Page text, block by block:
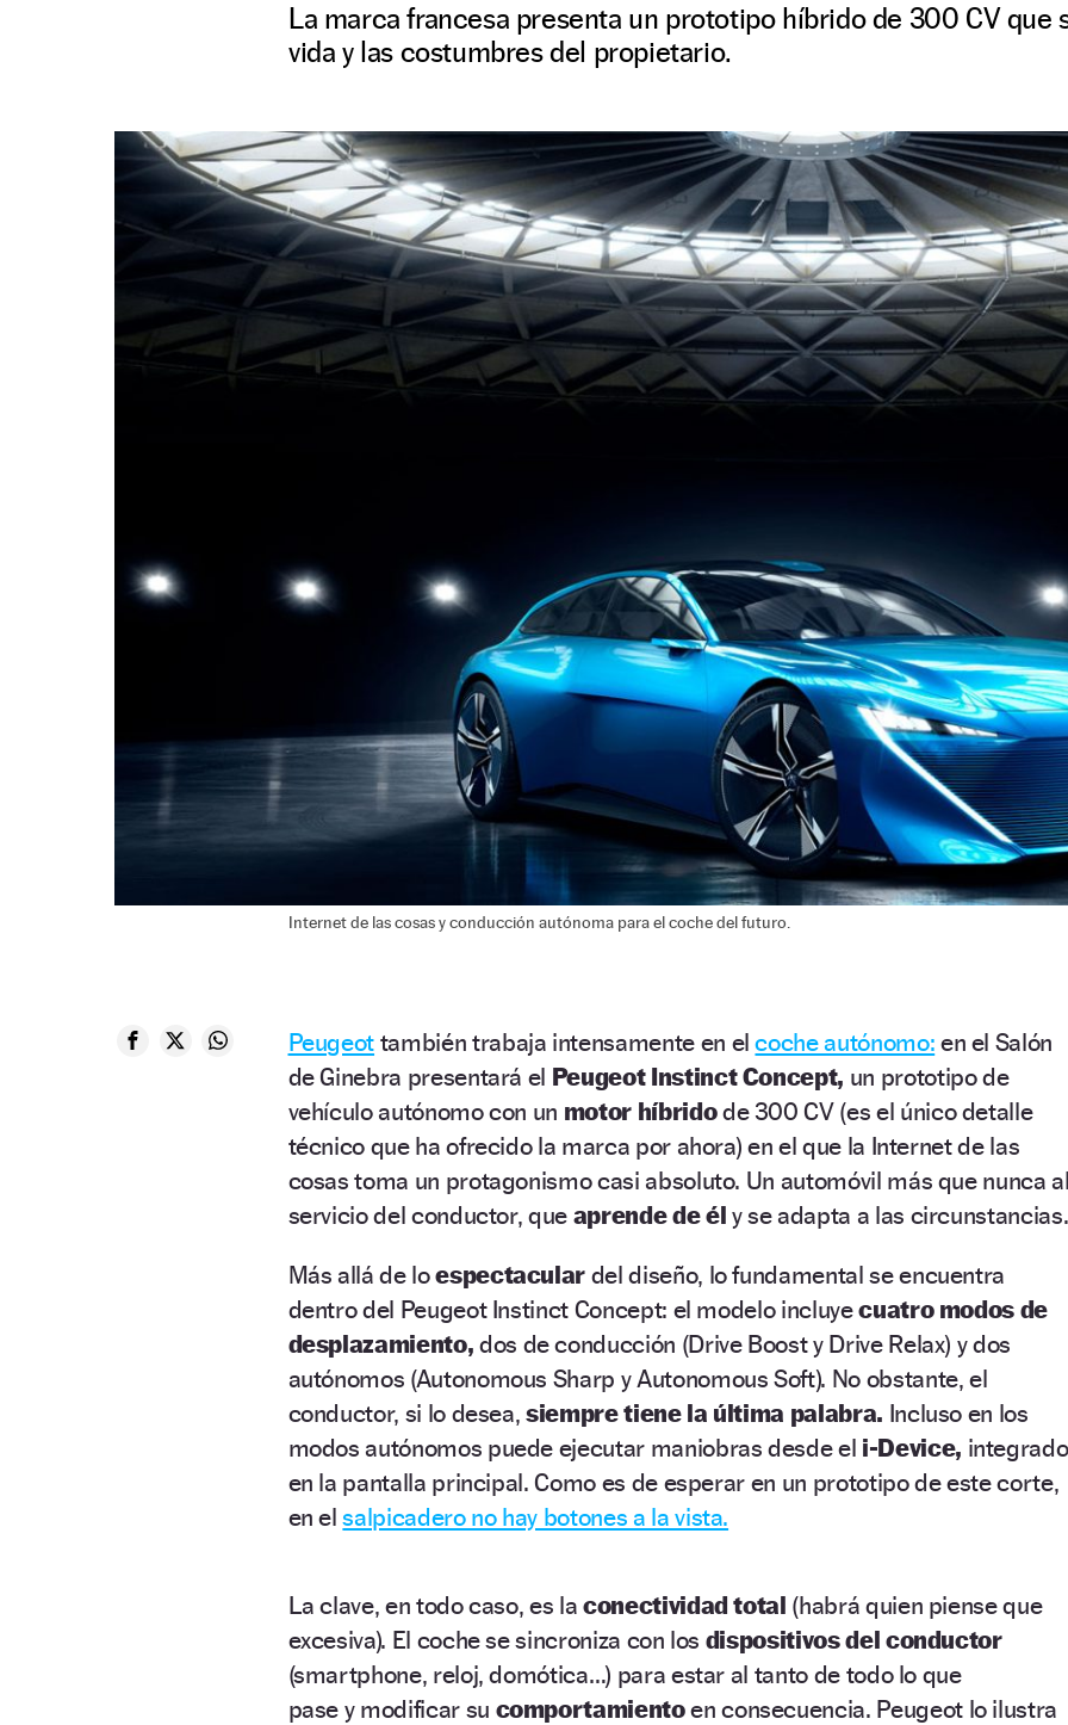
La marca francesa presenta un prototipo híbrido de 300 CV que
vida y las costumbres del propietario.
Internet de las cosas y conducción autónoma para el coche del futuro.
Peugeot también trabaja intensamente en elcoche autónomo: en el Salón
de Ginebra presentará el Peugeot Instinct Concept, un prototipo de
vehículo autónomo con un motor híbridode 300 CV (es el único detalle
técnico que ha ofrecido la marca por ahora) en el que la Internet de las
cosas toma un protagonismo casi absoluto. Un automóvil más que nunca al
servicio del conductor, que aprende de él y se adapta a las circunstancias.
Más allá de loespectacular del diseño, lo fundamental se encuentra
dentro del Peugeot Instinct Concept: el modelo incluyecuatro modos de
desplazamiento, dos de conducción (Drive Boost y Drive Relax) y dos
autónomos (Autonomous Sharp y Autonomous Soft). No obstante, el
conductor, si lo desea,siempre tiene la última palabra. Incluso en los
modos autónomos puede ejecutar maniobras desde el i-Device, integrado
en la pantalla principal. Como es de esperar en un prototipo de este corte,
en elsalpicadero no hay botones a la vista.
La clave, en todo caso, es la conectividad total (habrá quien piense que
excesiva). El coche se sincroniza con los dispositivos del conductor
(smartphone, reloj, domótica…) para estar al tanto de todo lo que
pase y modificar su comportamientoen consecuencia. Peugeot lo ilustra